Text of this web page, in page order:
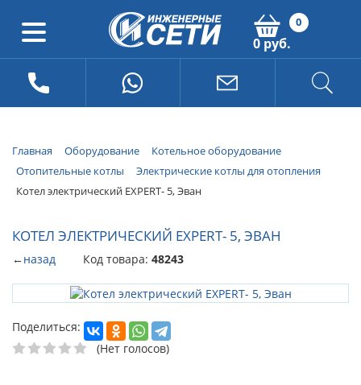
0
0 руб.
Главная Оборудование
Котельное оборудование
Отопительные котлы
Электрические котлы для отопления
Котел электрический EXPERT- 5, Эван
КОТЕЛ ЭЛЕКТРИЧЕСКИЙ EXPERT- 5, ЭВАН
←назад Код товара: 48243
Поделиться:
(Нет голосов)